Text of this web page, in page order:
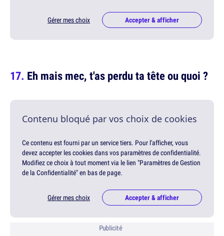
Gérer mes choix Accepter & afficher
Eh mais mec, t'as perdu ta tête ou quoi ?
Contenu bloqué par vos choix de cookies
Ce contenu est fourni par un service tiers. Pour l'afficher, vous
devez accepter les cookies dans vos paramètres de confidentialité.
Modifiez ce choix à tout moment via le lien "Paramètres de Gestion
de la Confidentialité" en bas de page.
Gérer mes choix Accepter & afficher
Publicité